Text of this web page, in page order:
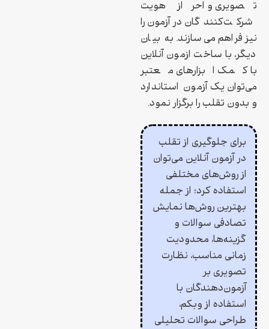
تصویری و احراز هویت
شرکت‌کنندگان در آزمون را
نیز فراهم می‌سازند. به بیان
دیگر، با ساخت ازمون آنلاین
با کمک ابزارهای معتبر
می‌توان یک آزمون استاندارد
و بدون تقلب را برگزار نمود.
برای جلوگیری از تقلب
در آزمون آنلاین می‌توان
از روش‌های مختلفی
استفاده کرد؛ از جمله
بهترین‌ روش‌ها نمایش
تصادفی سوالات و
گزینه‌ها، محدودیت
زمانی مناسب، نظارت
تصویری بر
آزمون‌دهندگان با
استفاده از وبکم،
طراحی سوالات تحلیلی